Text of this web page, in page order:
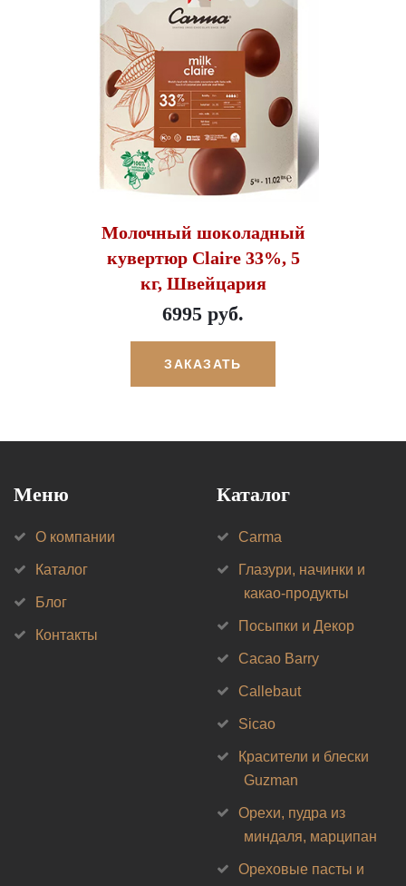
Молочный шоколадный
кувертюр Claire 33%, 5
кг, Швейцария
6995 руб.
ЗАКАЗАТЬ
Меню
О компании
Каталог
Блог
Контакты
Каталог
Carma
Глазури, начинки и
какао-продукты
Посыпки и Декор
Cacao Barry
Callebaut
Sicao
Красители и блески
Guzman
Орехи, пудра из
миндаля, марципан
Ореховые пасты и